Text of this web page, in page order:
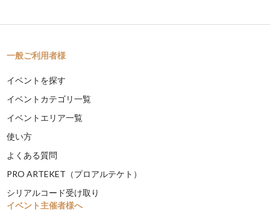
一般ご利用者様
イベントを探す
イベントカテゴリ一覧
イベントエリア一覧
使い方
よくある質問
PRO ARTEKET（プロアルテケト）
シリアルコード受け取り
イベント主催者様へ